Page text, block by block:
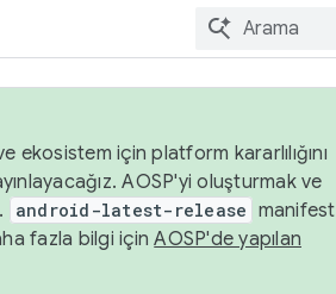
için platform kararlılığını
AOSP'yi oluşturmak ve
android-latest-release manifest
fazla bilgi içinAOSP'de yapılan